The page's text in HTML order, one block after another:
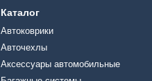
Каталог
Автоковрики
Авточехлы
Аксессуары автомобильные